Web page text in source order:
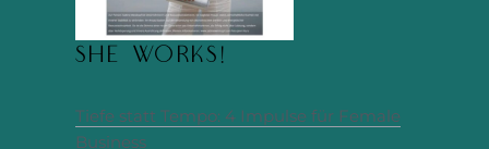
She works!
Tiefe statt Tempo: 4 Impulse für Female
Business